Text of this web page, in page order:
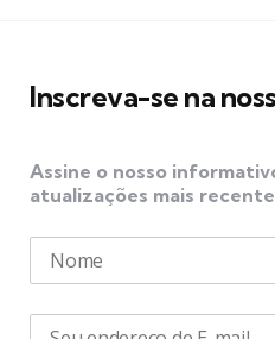
Inscreva-se na
Assine o nosso
atualizações mais